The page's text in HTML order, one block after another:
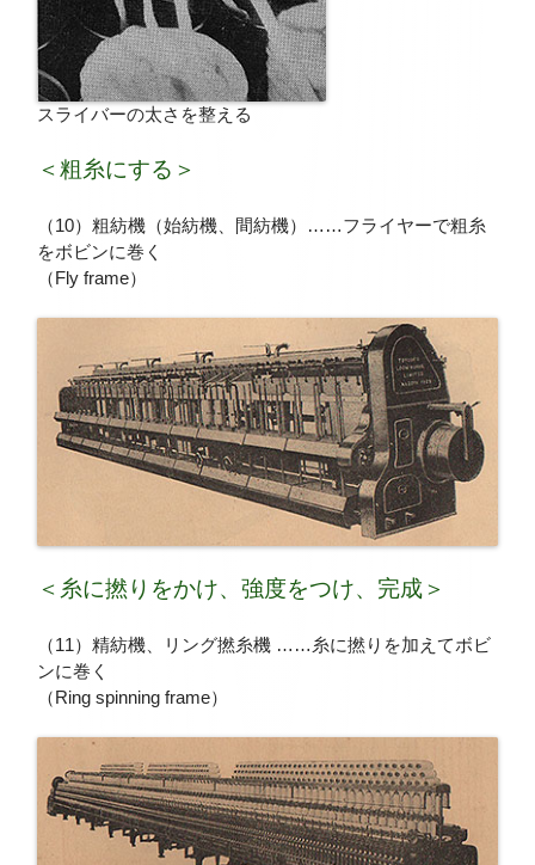
スライバーの太さを整える
＜粗糸にする＞
（10）粗紡機（始紡機、間紡機）……フライヤーで粗糸
をボビンに巻く
（Fly frame）
＜糸に撚りをかけ、強度をつけ、完成＞
（11）精紡機、リング撚糸機 ……糸に撚りを加えてボビ
ンに巻く
（Ring spinning frame）